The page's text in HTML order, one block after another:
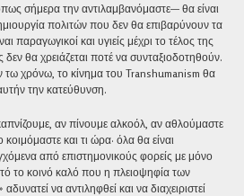
σήμερα την αντιλαμβανόμαστε— θα είναι
πολιτών που δεν θα επιβαρύνουν τα
παραγωγικοί και υγιείς μέχρι το τέλος της
θα χρειάζεται ποτέ να συνταξιοδοτηθούν.
τω χρόνω, το κίνημα του Transhumanism θα
την κατεύθυνση.
αν πίνουμε αλκοόλ, αν αθλούμαστε
και τι ώρα· όλα θα είναι
από επιστημονικούς φορείς με μόνο
το κοινό καλό που η πλειοψηφία των
να αντιληφθεί και να διαχειριστεί